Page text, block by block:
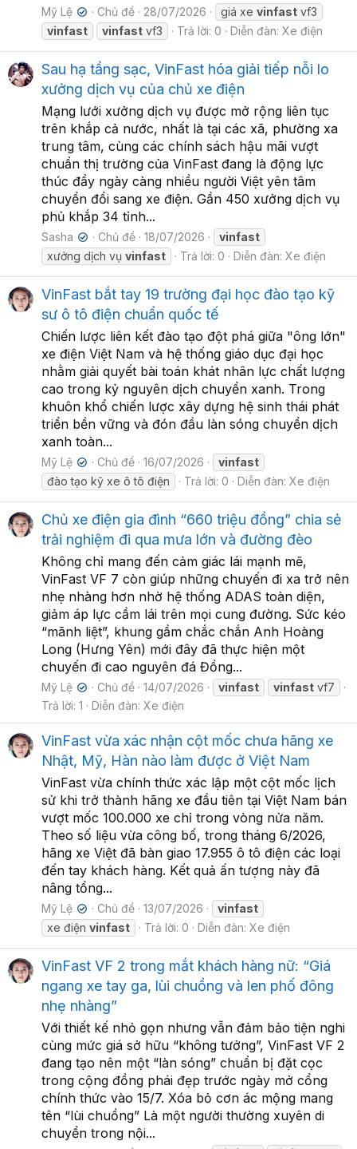
Mỹ Lệ ✔ Chủ đề 28/07/2026 giá xevinfast vf3
vinfast
vinfast vf3 Trả lời: 0 Diễn đàn: Xe điện
Sau hạ tầng sạc, VinFast hóa giải tiếp nỗi lo
xưởng dịch vụ của chủ xe điện
Mạng lưới xưởng dịch vụ được mở rộng liên tục
trên khắp cả nước, nhất là tại các xã, phường xa
trung tâm, cùng các chính sách hậu mãi vượt
chuẩn thị trường của VinFast đang là động lực
thúc đẩy ngày càng nhiều người Việt yên tâm
chuyển đổi sang xe điện. Gần 450 xưởng dịch vụ
phủ khắp 34 tỉnh...
Sasha ✔ Chủ đề 18/07/2026
vinfast
xưởng dịch vụ vinfast Trả lời: 0 Diễn đàn: Xe điện
VinFast bắt tay 19 trường đại học đào tạo kỹ
sư ô tô điện chuẩn quốc tế
Chiến lược liên kết đào tạo đột phá giữa "ông lớn"
xe điện Việt Nam và hệ thống giáo dục đại học
nhằm giải quyết bài toán khát nhân lực chất lượng
cao trong kỷ nguyên dịch chuyển xanh. Trong
khuôn khổ chiến lược xây dựng hệ sinh thái phát
triển bền vững và đón đầu làn sóng chuyển dịch
xanh toàn...
Mỹ Lệ ✔ Chủ đề 16/07/2026
vinfast
đào tạo kỹ xe ô tô điện
Trả lời: 0 Diễn đàn: Xe điện
Chủ xe điện gia đình “660 triệu đồng” chia sẻ
trải nghiệm đi qua mưa lớn và đường đèo
Không chỉ mang đến cảm giác lái mạnh mẽ,
VinFast VF 7 còn giúp những chuyến đi xa trở nên
nhẹ nhàng hơn nhờ hệ thống ADAS toàn diện,
giảm áp lực cầm lái trên mọi cung đường. Sức kéo
“mãnh liệt”, khung gầm chắc chắn Anh Hoàng
Long (Hưng Yên) mới đây đã thực hiện một
chuyến đi cao nguyên đá Đồng...
Mỹ Lệ ✔ Chủ đề 14/07/2026 vinfast vinfast vf7
Trả lời: 1
Diễn đàn: Xe điện
VinFast vừa xác nhận cột mốc chưa hãng xe
Nhật, Mỹ, Hàn nào làm được ở Việt Nam
VinFast vừa chính thức xác lập một cột mốc lịch
sử khi trở thành hãng xe đầu tiên tại Việt Nam bán
vượt mốc 100.000 xe chỉ trong vòng nửa năm.
Theo số liệu vừa công bố, trong tháng 6/2026,
hãng xe Việt đã bàn giao 17.955 ô tô điện các loại
đến tay khách hàng. Kết quả ấn tượng này đã
nâng tổng...
Mỹ Lệ ✔ Chủ đề 13/07/2026
vinfast
xe điện vinfast Trả lời: 0 Diễn đàn: Xe điện
VinFast VF 2 trong mắt khách hàng nữ: “Giá
ngang xe tay ga, lùi chuồng và len phố đông
nhẹ nhàng”
Với thiết kế nhỏ gọn nhưng vẫn đảm bảo tiện nghi
cùng mức giá sở hữu “không tưởng”, VinFast VF 2
đang tạo nên một “làn sóng” chuẩn bị đặt cọc
trong cộng đồng phái đẹp trước ngày mở cổng
chính thức vào 15/7. Xóa bỏ cơn ác mộng mang
tên “lùi chuồng” Là một người thường xuyên di
chuyển trong nội...